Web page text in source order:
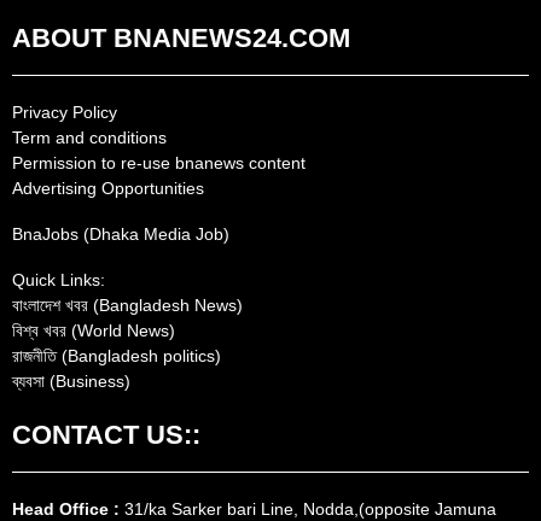
ABOUT BNANEWS24.COM
Privacy Policy
Term and conditions
Permission to re-use bnanews content
Advertising Opportunities
BnaJobs (Dhaka Media Job)
Quick Links:
বাংলাদেশ খবর (Bangladesh News)
বিশ্ব খবর (World News)
রাজনীতি (Bangladesh politics)
ব্যবসা (Business)
CONTACT US::
Head Office : 31/ka Sarker bari Line, Nodda,(opposite Jamuna